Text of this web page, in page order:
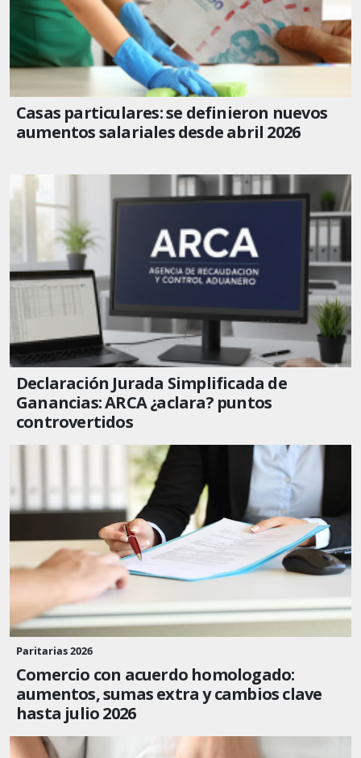
Casas particulares: se definieron nuevos
aumentos salariales desde abril 2026
Declaración Jurada Simplificada de
Ganancias: ARCA ¿aclara? puntos
controvertidos
Paritarias 2026
Comercio con acuerdo homologado:
aumentos, sumas extra y cambios clave
hasta julio 2026